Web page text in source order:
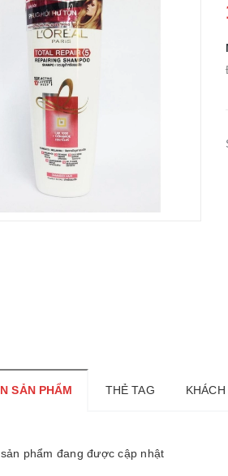
SẢN PHẨM THẺ TAG
phẩm đang được cập nhật